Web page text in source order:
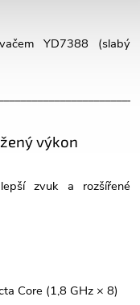
YD7388 (slabý
výkon
zvuk a rozšířené
Core (1,8 GHz × 8)